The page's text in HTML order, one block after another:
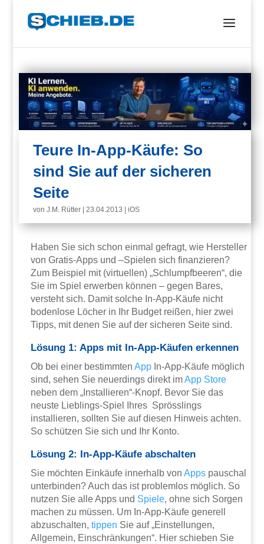
Teure In-App-Käufe: So
sind Sie auf der sicheren
Seite
vonJ.M. Rütter |23.04.2013 |iOS
Haben Sie sich schon einmal gefragt, wie Hersteller
von Gratis-Apps und –Spielen sich finanzieren?
Zum Beispiel mit (virtuellen) „Schlumpfbeeren“, die
Sie im Spiel erwerben können – gegen Bares,
versteht sich. Damit solche In-App-Käufe nicht
bodenlose Löcher in Ihr Budget reißen, hier zwei
Tipps, mit denen Sie auf der sicheren Seite sind.
Lösung 1: Apps mit In-App-Käufen erkennen
Ob bei einer bestimmtenApp In-App-Käufe möglich
sind, sehen Sie neuerdings direkt imApp Store
neben dem „Installieren“-Knopf. Bevor Sie das
neuste Lieblings-Spiel Ihres Sprösslings
installieren, sollten Sie auf diesen Hinweis achten.
So schützen Sie sich und Ihr Konto.
Lösung 2: In-App-Käufe abschalten
Sie möchten Einkäufe innerhalb vonApps pauschal
unterbinden? Auch das ist problemlos möglich. So
nutzen Sie alle Apps und Spiele, ohne sich Sorgen
machen zu müssen. Um In-App-Käufe generell
abzuschalten,tippen Sie auf „Einstellungen,
Allgemein, Einschränkungen“. Hier schieben Sie